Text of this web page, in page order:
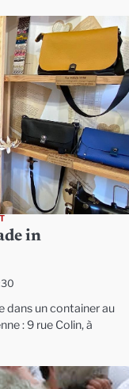
in
dans un container au
: 9 rue Colin, à